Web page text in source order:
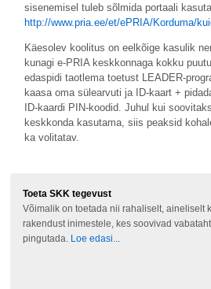
sisenemisel tuleb sõlmida portaali
http://www.pria.ee/et/ePRIA/Korduma/
Käesolev koolitus on eelkõige kasulik
kunagi e-PRIA keskkonnaga kokku
edaspidi taotlema toetust LEADER-
kaasa oma sülearvuti ja ID-kaart +
ID-kaardi PIN-koodid. Juhul kui
keskkonda kasutama, siis peaksid
ka volitatav.
Toeta SKK tegevust
Võimalik on toetada nii rahaliselt, aineliselt
rakendust inimestele, kes soovivad
pingutada.
Loe edasi...